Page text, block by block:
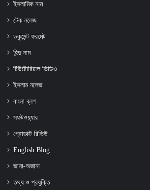
ইসলামিক নাম
টেক নলেজ
ডকুমেন্ট ফরমেট
হিন্দু নাম
টিউটোরিয়াল ভিডিও
ইসলাম নলেজ
বাংলা ব্লগ
সফটওয়্যার
প্রোডাক্ট রিভিউ
English Blog
জানা-অজানা
তথ্য ও প্রযুক্তি